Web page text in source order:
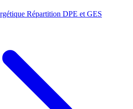
Répartition DPE et GES